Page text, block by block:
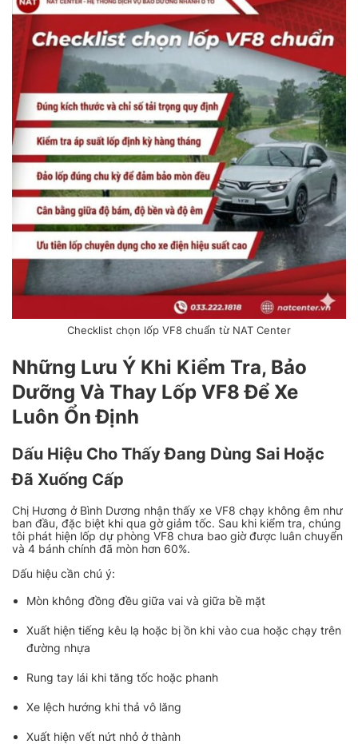
Checklist chọn lốp VF8 chuẩn từ NAT Center
Những Lưu Ý Khi Kiểm Tra, Bảo
Dưỡng Và Thay Lốp VF8 Để Xe
Luôn Ổn Định
Dấu Hiệu Cho Thấy Đang Dùng Sai Hoặc
Đã Xuống Cấp
Chị Hương ở Bình Dương nhận thấy xe VF8 chạy không êm như
ban đầu, đặc biệt khi qua gờ giảm tốc. Sau khi kiểm tra, chúng
tôi phát hiện lốp dự phòng VF8 chưa bao giờ được luân chuyển
và 4 bánh chính đã mòn hơn 60%.
Dấu hiệu cần chú ý:
Mòn không đồng đều giữa vai và giữa bề mặt
Xuất hiện tiếng kêu lạ hoặc bị ồn khi vào cua hoặc chạy trên
đường nhựa
Rung tay lái khi tăng tốc hoặc phanh
Xe lệch hướng khi thả vô lăng
Xuất hiện vết nứt nhỏ ở thành